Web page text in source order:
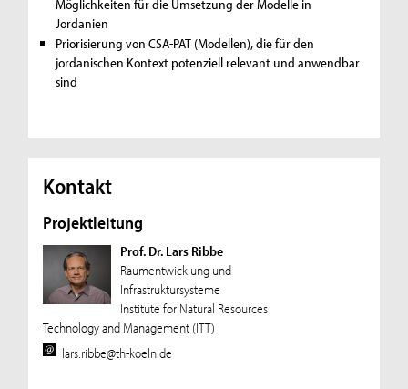
Möglichkeiten für die Umsetzung der Modelle in
Jordanien
Priorisierung von CSA-PAT (Modellen), die für den
jordanischen Kontext potenziell relevant und anwendbar
sind
Kontakt
Projektleitung
Prof. Dr. Lars Ribbe
Raumentwicklung und
Infrastruktursysteme
Institute for Natural Resources
Technology and Management (ITT)
lars.ribbe@th-koeln.de